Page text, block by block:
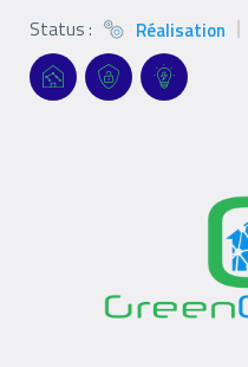
Status : Réalisation
Status
icon
Références
RéférencesRéférencesRéférences